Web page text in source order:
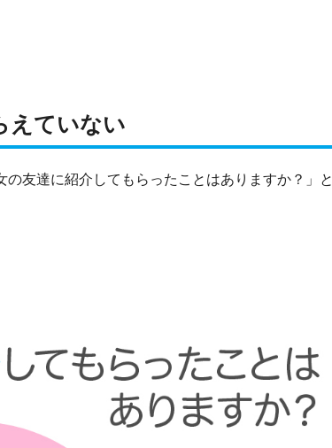
えていない
友達に紹介してもらったことはありますか？」と